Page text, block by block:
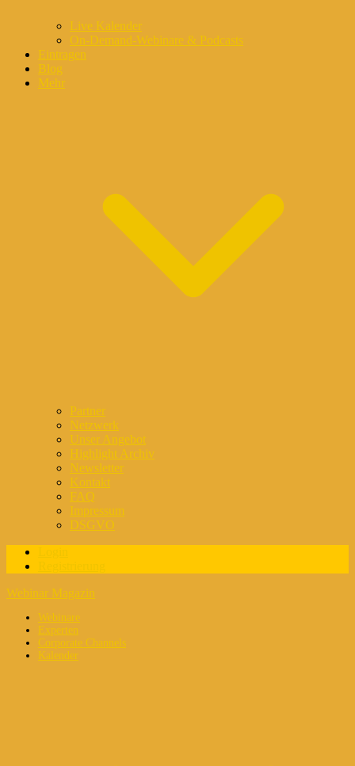
Live Kalender
On-Demand-Webinare & Podcasts
Eintragen
Blog
Mehr
Partner
Netzwerk
Unser Angebot
Highlight Archiv
Newsletter
Kontakt
FAQ
Impressum
DSGVO
Webinar Magazin
Webinare
Experten
Corporate Channels
Kalender